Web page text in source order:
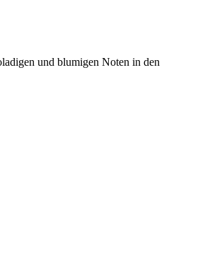
und blumigen Noten in den